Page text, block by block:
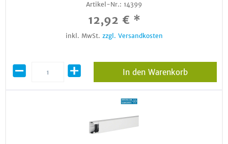
Artikel-Nr.: 14399
12,92 € *
inkl. MwSt. zzgl. Versandkosten
In den Warenkorb